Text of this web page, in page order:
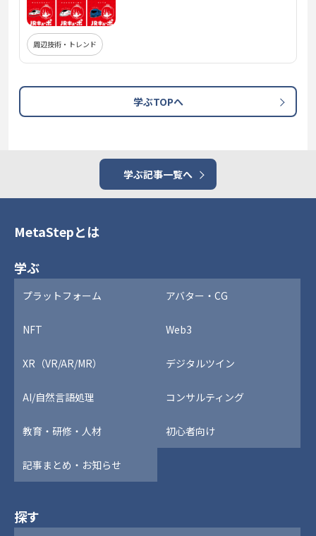
周辺技術・トレンド
学ぶTOPへ
学ぶ記事一覧へ
MetaStepとは
学ぶ
プラットフォーム アバター・CG
NFT Web3
XR（VR/AR/MR） デジタルツイン
AI/自然言語処理 コンサルティング
教育・研修・人材 初心者向け
記事まとめ・お知らせ
探す